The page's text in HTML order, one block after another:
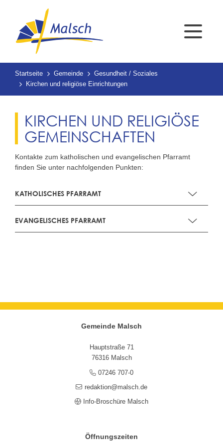
Startseite Gemeinde
Gesundheit / Soziales
Kirchen und religiöse Einrichtungen
KIRCHEN UND RELIGIÖSE
GEMEINSCHAFTEN
Kontakte zum katholischen und evangelischen Pfarramt
finden Sie unter nachfolgenden Punkten:
KATHOLISCHES PFARRAMT
EVANGELISCHES PFARRAMT
Gemeinde Malsch
Hauptstraße 71
76316 Malsch
07246 707-0
redaktion@malsch.de
Info-Broschüre Malsch
Öffnungszeiten